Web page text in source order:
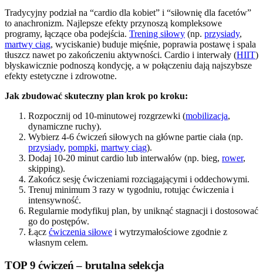
Tradycyjny podział na “cardio dla kobiet” i “siłownię dla facetów”
to anachronizm. Najlepsze efekty przynoszą kompleksowe
programy, łączące oba podejścia. Trening siłowy (np. przysiady,
martwy ciąg, wyciskanie) buduje mięśnie, poprawia postawę i spala
tłuszcz nawet po zakończeniu aktywności. Cardio i interwały (HIIT)
błyskawicznie podnoszą kondycję, a w połączeniu dają najszybsze
efekty estetyczne i zdrowotne.
Jak zbudować skuteczny plan krok po kroku:
Rozpocznij od 10-minutowej rozgrzewki (mobilizacja,
dynamiczne ruchy).
Wybierz 4-6 ćwiczeń siłowych na główne partie ciała (np.
przysiady, pompki, martwy ciąg).
Dodaj 10-20 minut cardio lub interwałów (np. bieg, rower,
skipping).
Zakończ sesję ćwiczeniami rozciągającymi i oddechowymi.
Trenuj minimum 3 razy w tygodniu, rotując ćwiczenia i
intensywność.
Regularnie modyfikuj plan, by uniknąć stagnacji i dostosować
go do postępów.
Łącz ćwiczenia siłowe i wytrzymałościowe zgodnie z
własnym celem.
TOP 9 ćwiczeń – brutalna selekcja